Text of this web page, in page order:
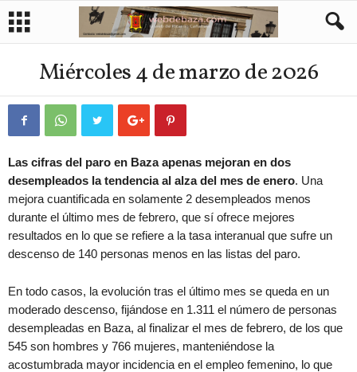
Miércoles 4 de marzo de 2026
Las cifras del paro en Baza apenas mejoran en dos
desempleados la tendencia al alza del mes de enero. Una
mejora cuantificada en solamente 2 desempleados menos
durante el último mes de febrero, que sí ofrece mejores
resultados en lo que se refiere a la tasa interanual que sufre un
descenso de 140 personas menos en las listas del paro.
En todo casos, la evolución tras el último mes se queda en un
moderado descenso, fijándose en 1.311 el número de personas
desempleadas en Baza, al finalizar el mes de febrero, de los que
545 son hombres y 766 mujeres, manteniéndose la
acostumbrada mayor incidencia en el empleo femenino, lo que